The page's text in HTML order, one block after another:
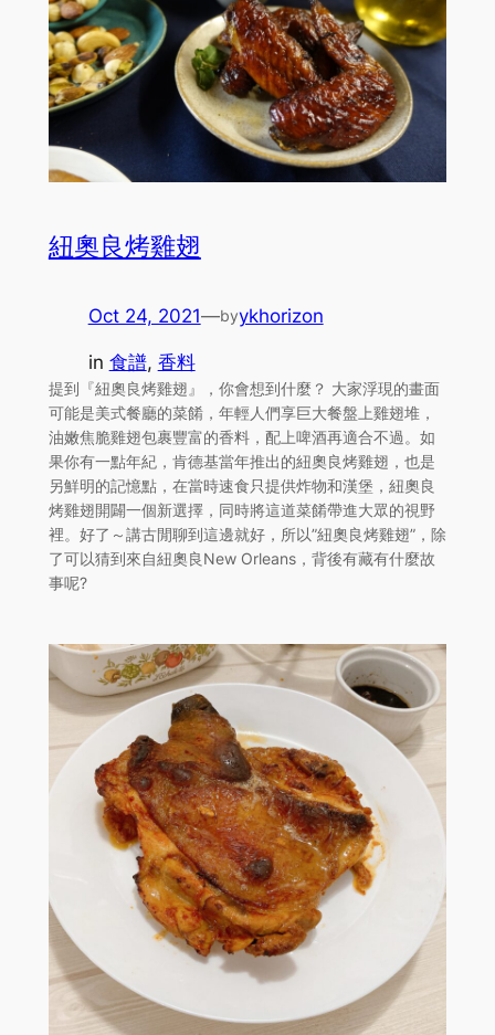
紐奧良烤雞翅
Oct 24, 2021—byykhorizon
in 食譜, 香料
提到『紐奧良烤雞翅』，你會想到什麼？ 大家浮現的畫面
可能是美式餐廳的菜餚，年輕人們享巨大餐盤上雞翅堆，
油嫩焦脆雞翅包裹豐富的香料，配上啤酒再適合不過。如
果你有一點年紀，肯德基當年推出的紐奧良烤雞翅，也是
另鮮明的記憶點，在當時速食只提供炸物和漢堡，紐奧良
烤雞翅開闢一個新選擇，同時將這道菜餚帶進大眾的視野
裡。好了～講古閒聊到這邊就好，所以”紐奧良烤雞翅”，除
了可以猜到來自紐奧良New Orleans，背後有藏有什麼故
事呢?